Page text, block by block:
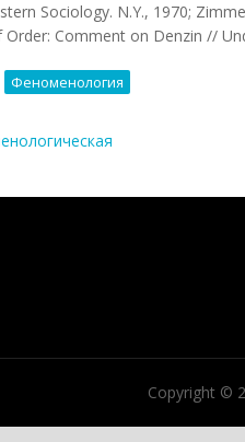
Sociology. N.Y., 1970;
Comment on Denzin //
Феноменология
Copyright ©